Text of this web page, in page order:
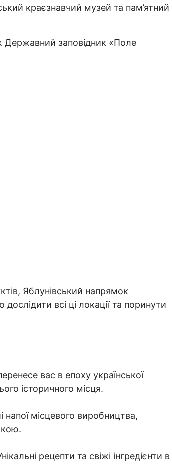
краєзнавчий музей та пам’ятний
Державний заповідник «Поле
Яблунівський напрямок
всі ці локації та поринути
вас в епоху української
історичного місця.
місцевого виробництва,
рецепти та свіжі інгредієнти в